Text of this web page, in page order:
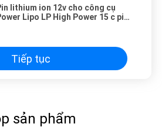
lithium ion 12v cho công cụ
Lipo LP High Power 15 c pin
Tiếp tục
sản phẩm